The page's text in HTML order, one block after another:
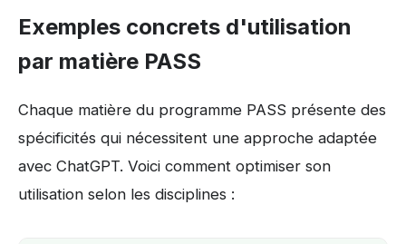
Exemples concrets d'utilisation
par matière PASS
Chaque matière du programme PASS présente des
spécificités qui nécessitent une approche adaptée
avec ChatGPT. Voici comment optimiser son
utilisation selon les disciplines :